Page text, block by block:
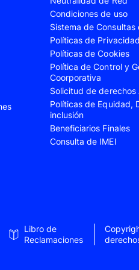
Samsung Galaxy A23
Samsung Galaxy A35
Samsung Galaxy A55
Samsung Galaxy S22 Ultra
Samsung Galaxy S24
Samsung Galaxy Z Flip 5
VIVO V30 SE
Xiaomi Redmi Note 10
Condiciones de uso
Sistema de Consultas
Políticas de Privacidad
Políticas de Cookies
Política de Control y
Coorporativa
Solicitud de derechos
Políticas de Equidad,
inclusión
Beneficiarios Finales
Consulta de IMEI
Libro de
Reclamaciones